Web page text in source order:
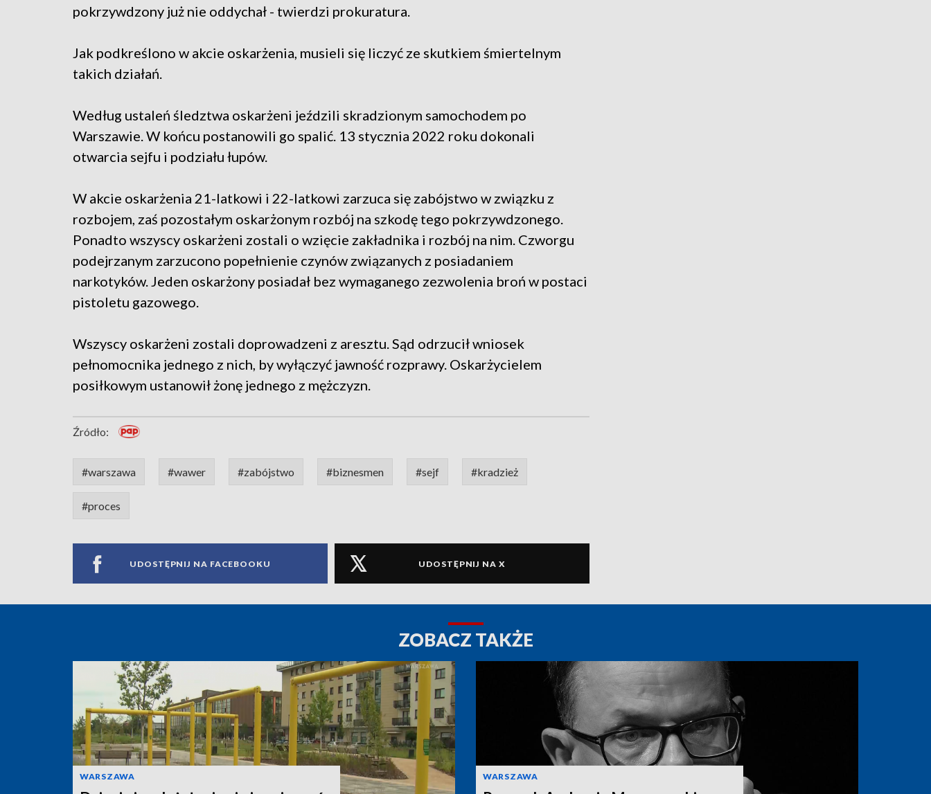
pokrzywdzony już nie oddychał - twierdzi prokuratura.
Jak podkreślono w akcie oskarżenia, musieli się liczyć ze skutkiem śmiertelnym
takich działań.
Według ustaleń śledztwa oskarżeni jeździli skradzionym samochodem po
Warszawie. W końcu postanowili go spalić. 13 stycznia 2022 roku dokonali
otwarcia sejfu i podziału łupów.
W akcie oskarżenia 21-latkowi i 22-latkowi zarzuca się zabójstwo w związku z
rozbojem, zaś pozostałym oskarżonym rozbój na szkodę tego pokrzywdzonego.
Ponadto wszyscy oskarżeni zostali o wzięcie zakładnika i rozbój na nim. Czworgu
podejrzanym zarzucono popełnienie czynów związanych z posiadaniem
narkotyków. Jeden oskarżony posiadał bez wymaganego zezwolenia broń w postaci
pistoletu gazowego.
Wszyscy oskarżeni zostali doprowadzeni z aresztu. Sąd odrzucił wniosek
pełnomocnika jednego z nich, by wyłączyć jawność rozprawy. Oskarżycielem
posiłkowym ustanowił żonę jednego z mężczyzn.
Źródło:
#warszawa #wawer #zabójstwo #biznesmen #sejf #kradzież
#proces
UDOSTĘPNIJ NA FACEBOOKU UDOSTĘPNIJ NA X
ZOBACZ TAKŻE
WARSZAWA WARSZAWA